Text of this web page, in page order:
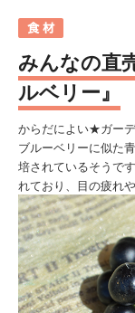
みんなの直
ルベリー』
からだによい★ガー
ブルーベリーに似た
培されているそうで
れており、目の疲れ